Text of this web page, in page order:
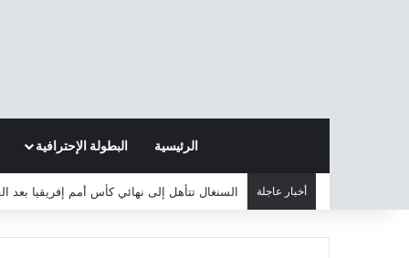
الرئيسية البطولة الإحترافية
أخبار عاجلة السنغال تتأهل إلى نهائي كأس أمم إفريقيا بعد